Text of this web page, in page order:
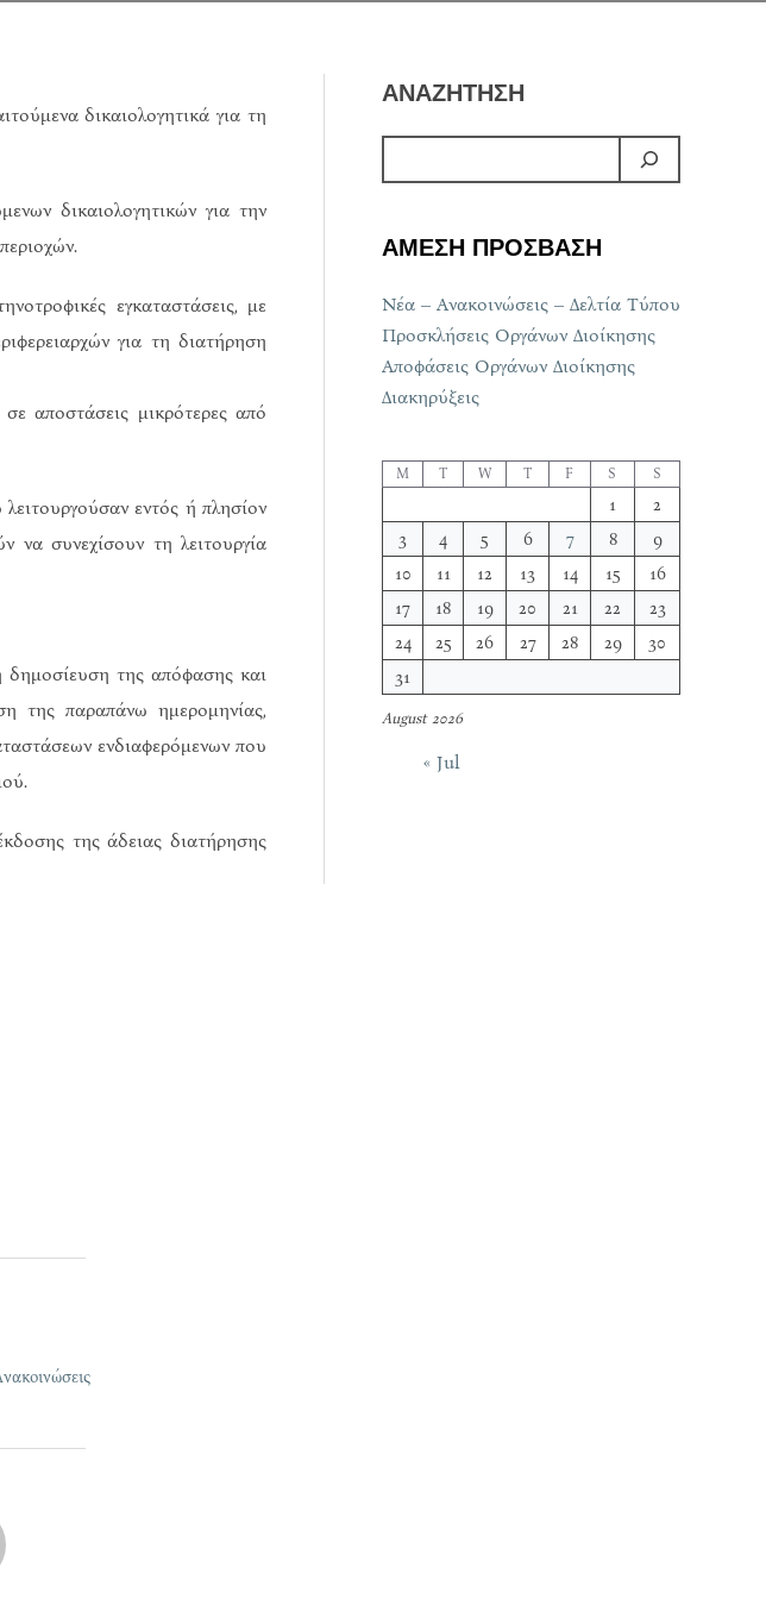
δικαιολογητικά για τη
δικαιολογητικών για την
εγκαταστάσεις, με
για τη διατήρηση
σε αποστάσεις μικρότερες από
εντός ή πλησίον
συνεχίσουν τη λειτουργία
δημοσίευση της απόφασης και
της παραπάνω ημερομηνίας,
ενδιαφερόμενων που
της άδειας διατήρησης
ΑΝΑΖΗΤΗΣΗ
ΑΜΕΣΗ ΠΡΟΣΒΑΣΗ
Νέα – Ανακοινώσεις – Δελτία Τύπου
Προσκλήσεις Οργάνων Διοίκησης
Αποφάσεις Οργάνων Διοίκησης
Διακηρύξεις
August 2026
M T W T F S S
1
2
3
4 5 6 7 8
9
10
11 12 13 14 15
16
17
18 19 20 21 22
23
24
25 26 27 28 29
30
31
« Jul